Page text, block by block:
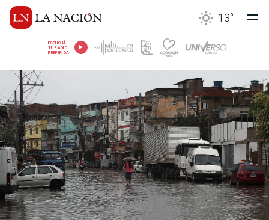
13°
ESCUCHÁ
TU RADIO
PREFERIDA